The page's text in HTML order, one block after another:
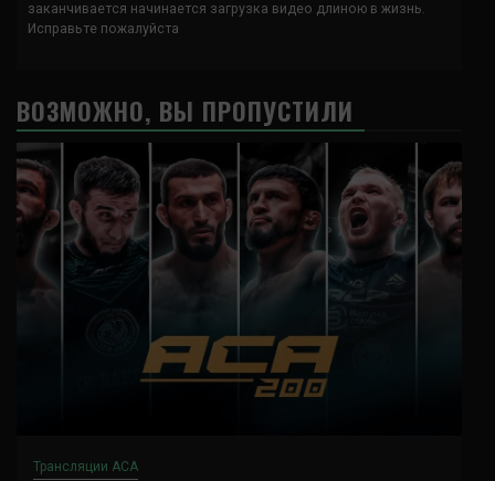
заканчивается начинается загрузка видео длиною в жизнь.
Исправьте пожалуйста
ВОЗМОЖНО, ВЫ ПРОПУСТИЛИ
Трансляции ACA